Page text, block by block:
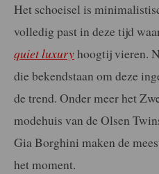
Het schoeisel is
volledig past in deze tijd
quiet luxuryhoogtij vieren.
die bekendstaan om deze
de trend. Onder meer het
modehuis van de Olsen
Gia Borghini maken de
het moment.